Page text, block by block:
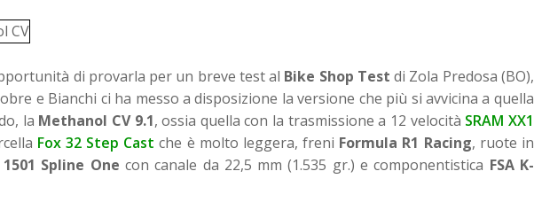
di provarla per un breve test al Bike Shop Testdi Zola Predosa (BO),
e Bianchi ci ha messo a disposizione la versione che più si avvicina a quella
la Methanol CV 9.1, ossia quella con la trasmissione a 12 velocità SRAM XX1
Fox 32 Step Cast che è molto leggera, freni Formula R1 Racing, ruote in
Spline One con canale da 22,5 mm (1.535 gr.) e componentistica FSA K-